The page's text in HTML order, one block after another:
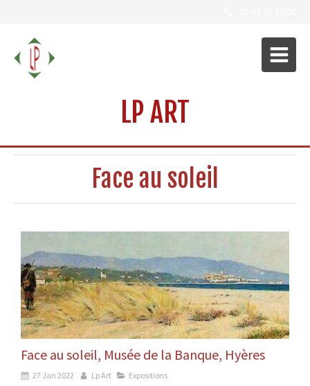
LP ART
Face au soleil
Face au soleil, Musée de la Banque, Hyères
27 Jan 2022 Lp Art Expositions